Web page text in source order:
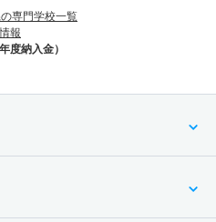
専門学校一覧
報
度納入金）